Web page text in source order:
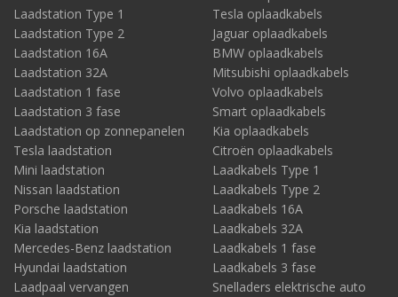
Laadstation Type 1
Laadstation Type 2
Laadstation 16A
Laadstation 32A
Laadstation 1 fase
Laadstation 3 fase
Laadstation op zonnepanelen
Tesla laadstation
Mini laadstation
Nissan laadstation
Porsche laadstation
Kia laadstation
Mercedes-Benz laadstation
Hyundai laadstation
Laadpaal vervangen
Tesla oplaadkabels
Jaguar oplaadkabels
BMW oplaadkabels
Mitsubishi oplaadkabels
Volvo oplaadkabels
Smart oplaadkabels
Kia oplaadkabels
Citroën oplaadkabels
Laadkabels Type 1
Laadkabels Type 2
Laadkabels 16A
Laadkabels 32A
Laadkabels 1 fase
Laadkabels 3 fase
Snelladers elektrische auto